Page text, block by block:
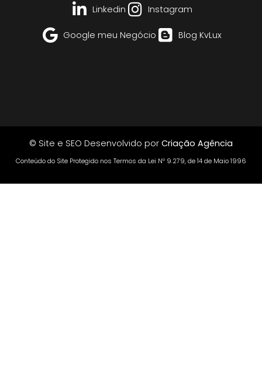
Linkedin Instagram
Google meu Negócio Blog KvLux
© Site e SEO Desenvolvido por Criação Agência
Conteúdo do Site Protegido nos Termos da Lei Nº 9.279, de 14 de Maio 1996